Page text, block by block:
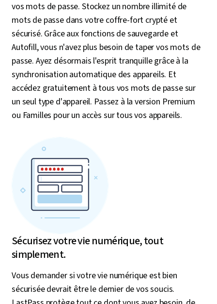
vos mots de passe. Stockez un nombre illimité de
mots de passe dans votre coffre-fort crypté et
sécurisé. Grâce aux fonctions de sauvegarde et
Autofill, vous n'avez plus besoin de taper vos mots de
passe. Ayez désormais l'esprit tranquille grâce à la
synchronisation automatique des appareils. Et
accédez gratuitement à tous vos mots de passe sur
un seul type d'appareil. Passez à la version Premium
ou Familles pour un accès sur tous vos appareils.
Sécurisez votre vie numérique, tout
simplement.
Vous demander si votre vie numérique est bien
sécurisée devrait être le dernier de vos soucis.